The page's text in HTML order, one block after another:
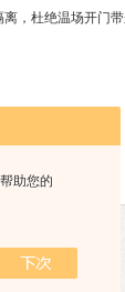
助您的
，杜绝温场开门